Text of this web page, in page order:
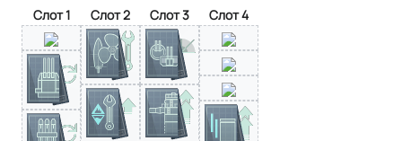
Слот 1 Слот 2 Слот 3 Слот 4